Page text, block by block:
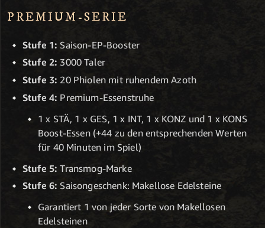
PREMIUM-SERIE
Stufe 1: Saison-EP-Booster
Stufe 2: 3000 Taler
Stufe 3: 20 Phiolen mit ruhendem Azoth
Stufe 4: Premium-Essenstruhe
1 x STÄ, 1 x GES, 1 x INT, 1 x KONZ und 1 x KONS
Boost-Essen (+44 zu den entsprechenden Werten
für 40 Minuten im Spiel)
Stufe 5:Transmog-Marke
Stufe 6: Saisongeschenk: Makellose Edelsteine
Garantiert 1 von jeder Sorte von Makellosen
Edelsteinen